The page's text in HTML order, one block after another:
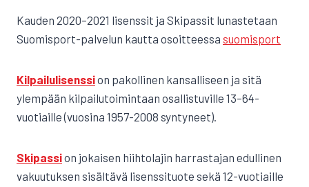
Kauden 2020–2021 lisenssit ja Skipassit lunastetaan
Suomisport-palvelun kautta osoitteessa suomisport
Kilpailulisenssion pakollinen kansalliseen ja sitä
ylempään kilpailutoimintaan osallistuville 13–64-
vuotiaille (vuosina 1957-2008 syntyneet).
Skipassion jokaisen hiihtolajin harrastajan edullinen
vakuutuksen sisältävä lisenssituote sekä 12-vuotiaille